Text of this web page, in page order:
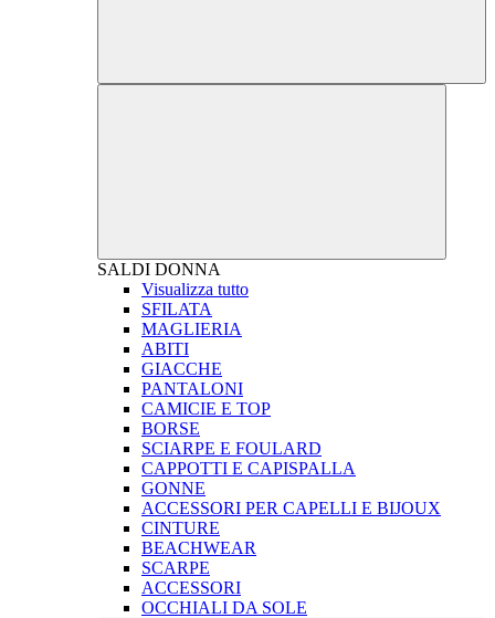
SALDI DONNA
Visualizza tutto
SFILATA
MAGLIERIA
ABITI
GIACCHE
PANTALONI
CAMICIE E TOP
BORSE
SCIARPE E FOULARD
CAPPOTTI E CAPISPALLA
GONNE
ACCESSORI PER CAPELLI E BIJOUX
CINTURE
BEACHWEAR
SCARPE
ACCESSORI
OCCHIALI DA SOLE